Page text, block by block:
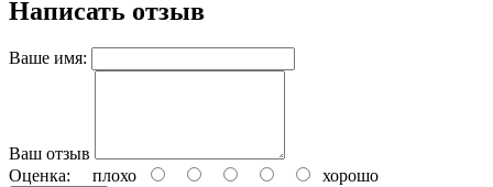
Написать отзыв
Ваше имя:
Ваш отзыв
Оценка: плохо хорошо